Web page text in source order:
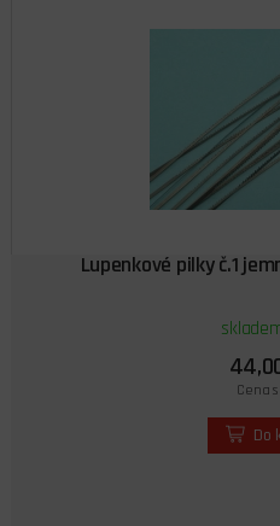
Lupenkové pilky č.1
Cena s
Do